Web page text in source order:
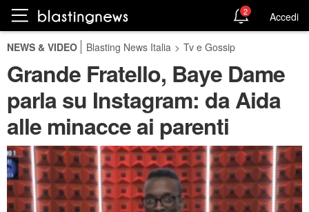
2 Accedi
NEWS & VIDEO Blasting News Italia > Tv e Gossip
Grande Fratello, Baye Dame
parla su Instagram: da Aida
alle minacce ai parenti